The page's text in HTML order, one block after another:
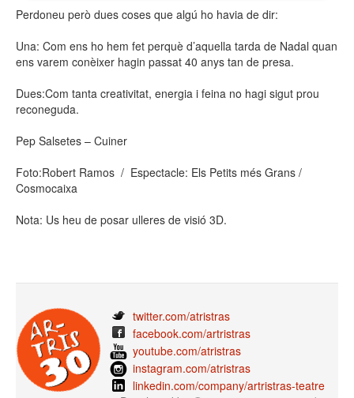
Perdoneu però dues coses que algú ho havia de dir:
Una: Com ens ho hem fet perquè d’aquella tarda de Nadal quan
ens varem conèixer hagin passat 40 anys tan de presa.
Dues:Com tanta creativitat, energia i feina no hagi sigut prou
reconeguda.
Pep Salsetes – Cuiner
Foto:Robert Ramos / Espectacle: Els Petits més Grans /
Cosmocaixa
Nota: Us heu de posar ulleres de visió 3D.
twitter.com/atristras
facebook.com/artristras
youtube.com/atristras
instagram.com/atristras
linkedin.com/company/artristras-teatre